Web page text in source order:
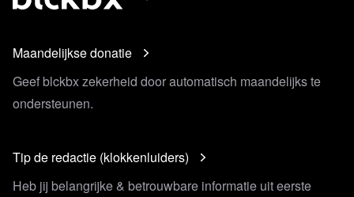
Maandelijkse donatie
Geef blckbx zekerheid door automatisch maandelijks te
ondersteunen.
Tip de redactie (klokkenluiders)
Heb jij belangrijke & betrouwbare informatie uit eerste